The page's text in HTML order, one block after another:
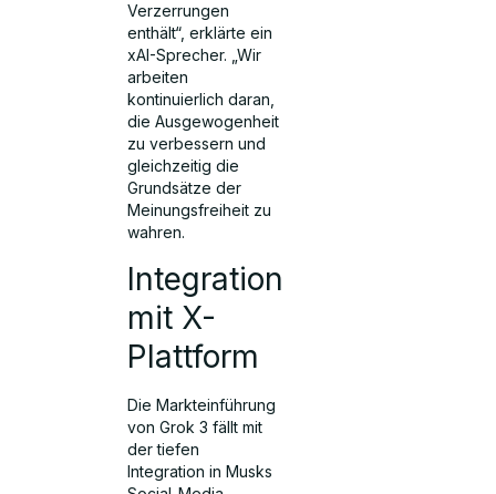
Verzerrungen
enthält“, erklärte ein
xAI-Sprecher. „Wir
arbeiten
kontinuierlich daran,
die Ausgewogenheit
zu verbessern und
gleichzeitig die
Grundsätze der
Meinungsfreiheit zu
wahren.
Integration
mit X-
Plattform
Die Markteinführung
von Grok 3 fällt mit
der tiefen
Integration in Musks